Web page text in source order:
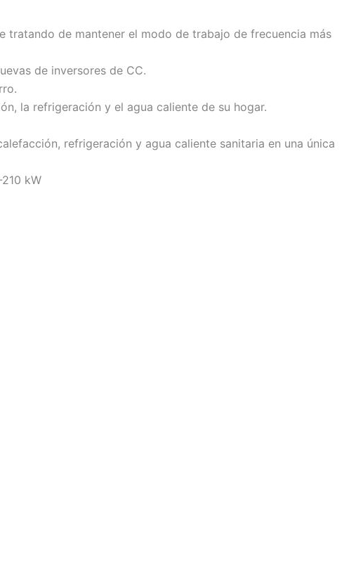
de mantener el modo de trabajo de frecuencia más
de inversores de CC.
la refrigeración y el agua caliente de su hogar.
refrigeración y agua caliente sanitaria en una única
kW